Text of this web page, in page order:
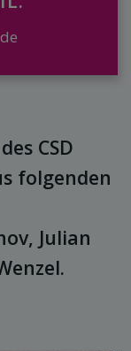
CSD
folgenden
Julian